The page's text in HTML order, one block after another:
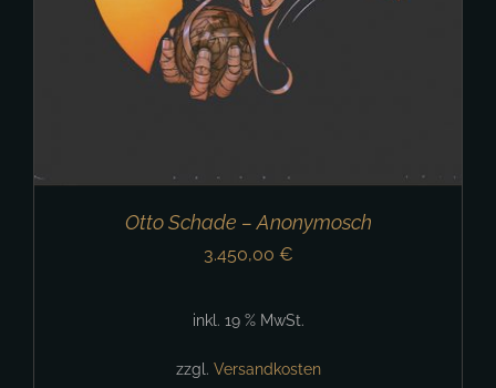
Otto Schade – Anonymosch
3.450,00 €
inkl. 19 % MwSt.
zzgl. Versandkosten